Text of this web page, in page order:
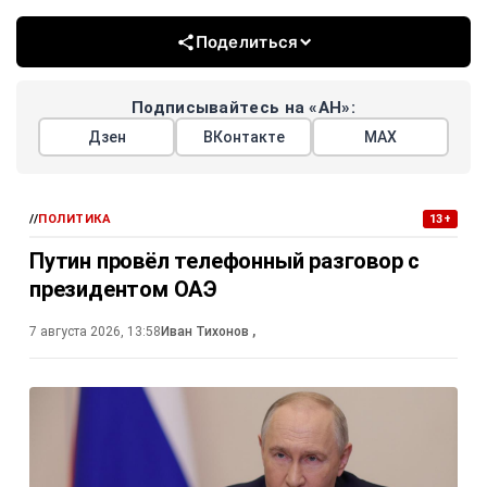
Поделиться
Подписывайтесь на «АН»:
Дзен ВКонтакте МАХ
//ПОЛИТИКА 13+
Путин провёл телефонный разговор с
президентом ОАЭ
7 августа 2026, 13:58 Иван Тихонов ,